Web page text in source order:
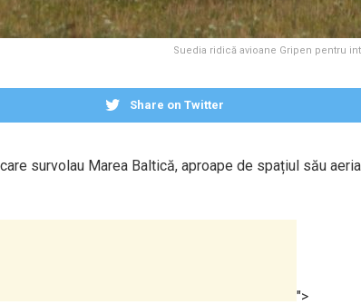
Suedia ridică avioane Gripen pentru
Share on Twitter
survolau Marea Baltică, aproape de spațiul său
">